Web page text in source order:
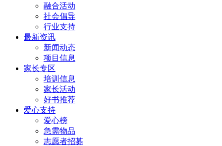
融合活动
社会倡导
行业支持
最新资讯
新闻动态
项目信息
家长专区
培训信息
家长活动
好书推荐
爱心支持
爱心榜
急需物品
志愿者招募